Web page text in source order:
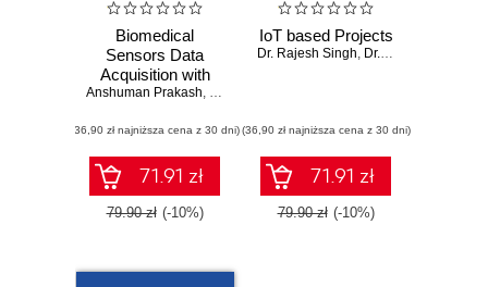
Biomedical
Sensors Data
Acquisition with
LabVIEW
Anshuman Prakash, Dr. Lovi Raj Gupta
(36,90 zł najniższa cena z 30 dni)
71.91 zł
79.90 zł (-10%)
IoT based Projects
Dr. Rajesh Singh, Dr. Anita Gehlot
(36,90 zł najniższa cena z 30 dni)
71.91 zł
79.90 zł (-10%)